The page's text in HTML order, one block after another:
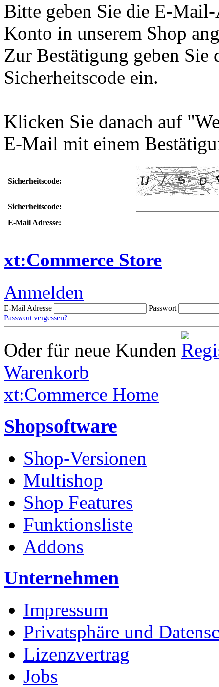
Bitte geben Sie die E-
Konto in unserem Shop
Zur Bestätigung geben Sie
Sicherheitscode ein.
Klicken Sie danach auf
E-Mail mit einem
Sicherheitscode:
Sicherheitscode:
E-Mail Adresse:
xt:Commerce Store
Anmelden
E-Mail Adresse
Passwort
Passwort vergessen?
Oder für neue Kunden
Warenkorb
xt:Commerce Home
Shopsoftware
Shop-Versionen
Multishop
Shop Features
Funktionsliste
Addons
Unternehmen
Impressum
Privatsphäre und
Lizenzvertrag
Jobs